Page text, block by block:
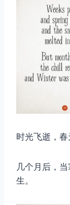
时光飞逝，春
几个月后，
生。